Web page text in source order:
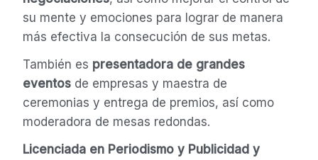
su mente y emociones para lograr de manera
más efectiva la consecución de sus metas.
También es presentadora de grandes
eventosde empresas y maestra de
ceremonias y entrega de premios, así como
moderadora de mesas redondas.
Licenciada en Periodismo y Publicidad y